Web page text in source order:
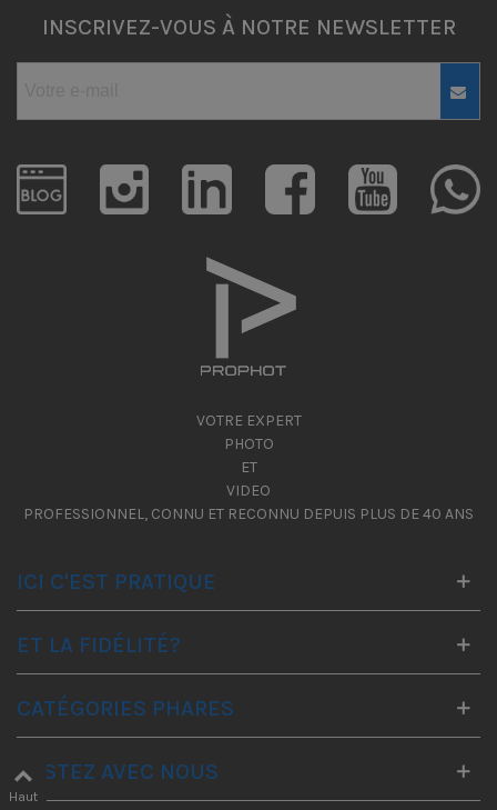
INSCRIVEZ-VOUS À NOTRE NEWSLETTER
VOTRE EXPERT
PHOTO
ET
VIDEO
PROFESSIONNEL, CONNU ET RECONNU DEPUIS PLUS DE 40 ANS
ICI C'EST PRATIQUE
ET LA FIDÉLITÉ?
CATÉGORIES PHARES
RESTEZ AVEC NOUS
Haut